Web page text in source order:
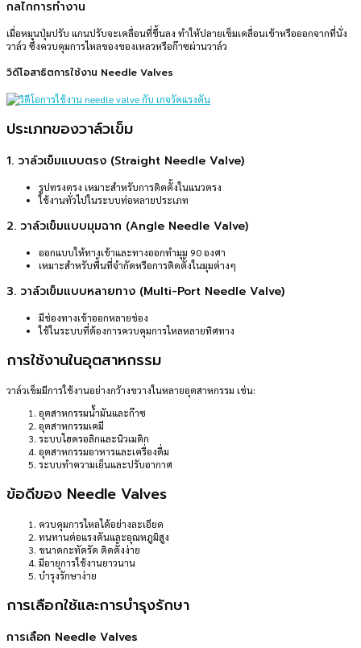
กลไกการทำงาน
เมื่อหมุนปุ่มปรับ แกนปรับจะเคลื่อนที่ขึ้นลง ทำให้ปลายเข็มเคลื่อนเข้าหรือออกจากที่นั่ง
วาล์ว ซึ่งควบคุมการไหลของของเหลวหรือก๊าซผ่านวาล์ว
วิดีโอสาธิตการใช้งาน Needle Valves
ประเภทของวาล์วเข็ม
1. วาล์วเข็มแบบตรง (Straight Needle Valve)
รูปทรงตรง เหมาะสำหรับการติดตั้งในแนวตรง
ใช้งานทั่วไปในระบบท่อหลายประเภท
2. วาล์วเข็มแบบมุมฉาก (Angle Needle Valve)
ออกแบบให้ทางเข้าและทางออกทำมุม 90 องศา
เหมาะสำหรับพื้นที่จำกัดหรือการติดตั้งในมุมต่างๆ
3. วาล์วเข็มแบบหลายทาง (Multi-Port Needle Valve)
มีช่องทางเข้าออกหลายช่อง
ใช้ในระบบที่ต้องการควบคุมการไหลหลายทิศทาง
การใช้งานในอุตสาหกรรม
วาล์วเข็มมีการใช้งานอย่างกว้างขวางในหลายอุตสาหกรรม เช่น:
อุตสาหกรรมน้ำมันและก๊าซ
อุตสาหกรรมเคมี
ระบบไฮดรอลิกและนิวเมติก
อุตสาหกรรมอาหารและเครื่องดื่ม
ระบบทำความเย็นและปรับอากาศ
ข้อดีของ Needle Valves
ควบคุมการไหลได้อย่างละเอียด
ทนทานต่อแรงดันและอุณหภูมิสูง
ขนาดกะทัดรัด ติดตั้งง่าย
มีอายุการใช้งานยาวนาน
บำรุงรักษาง่าย
การเลือกใช้และการบำรุงรักษา
การเลือก Needle Valves